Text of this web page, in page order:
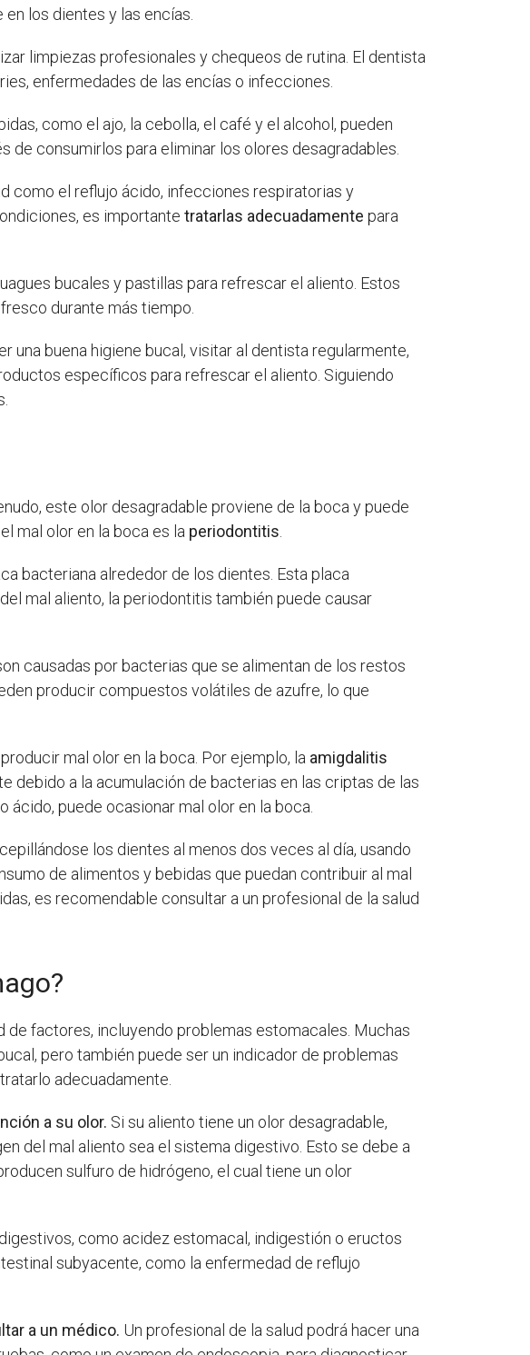
los dientes y las encías.
limpiezas profesionales y chequeos de rutina. El dentista
enfermedades de las encías o infecciones.
como el ajo, la cebolla, el café y el alcohol, pueden
de consumirlos para eliminar los olores desagradables.
como el reflujo ácido, infecciones respiratorias y
es importantetratarlas adecuadamente para
bucales y pastillas para refrescar el aliento. Estos
durante más tiempo.
una buena higiene bucal, visitar al dentista regularmente,
específicos para refrescar el aliento. Siguiendo
este olor desagradable proviene de la boca y puede
mal olor en la boca es la periodontitis
bacteriana alrededor de los dientes. Esta placa
mal aliento, la periodontitis también puede causar
causadas por bacterias que se alimentan de los restos
producir compuestos volátiles de azufre, lo que
mal olor en la boca. Por ejemplo, la amigdalitis
debido a la acumulación de bacterias en las criptas de las
ácido, puede ocasionar mal olor en la boca.
los dientes al menos dos veces al día, usando
de alimentos y bebidas que puedan contribuir al mal
es recomendable consultar a un profesional de la salud
de factores, incluyendo problemas estomacales. Muchas
pero también puede ser un indicador de problemas
adecuadamente.
a su olor. Si su aliento tiene un olor desagradable,
del mal aliento sea el sistema digestivo. Esto se debe a
sulfuro de hidrógeno, el cual tiene un olor
como acidez estomacal, indigestión o eructos
subyacente, como la enfermedad de reflujo
a un médico. Un profesional de la salud podrá hacer una